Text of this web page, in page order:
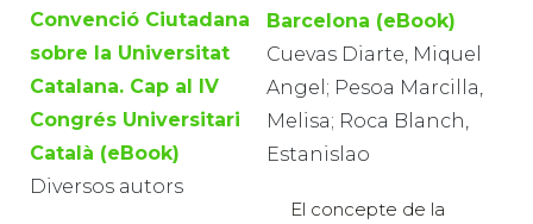
Convenció Ciutadana
sobre la Universitat
Catalana. Cap al IV
Congrés Universitari
Català (eBook)
Diversos autors
Barcelona (eBook)
Cuevas Diarte, Miquel
Angel; Pesoa Marcilla,
Melisa; Roca Blanch,
Estanislao
El concepte de la